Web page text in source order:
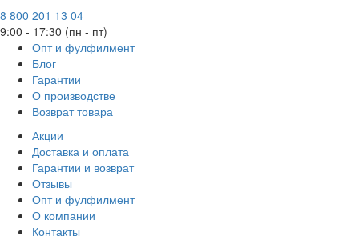
8 800 201 13 04
9:00 - 17:30 (пн - пт)
Опт и фулфилмент
Блог
Гарантии
О производстве
Возврат товара
Акции
Доставка и оплата
Гарантии и возврат
Отзывы
Опт и фулфилмент
О компании
Контакты